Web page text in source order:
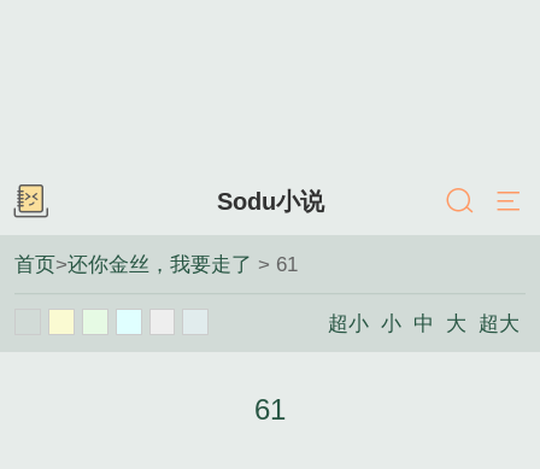
Sodu小说
首页>还你金丝，我要走了 > 61
超小 小 中 大 超大
61